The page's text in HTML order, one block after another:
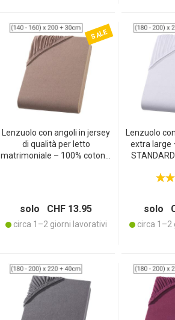
SALE
Lenzuolo con angoli in jersey
di qualità per letto
matrimoniale – 100% cotone,
lavabile a 60 °C
solo CHF 13.95
circa 1–2 giorni lavorativi
Lenzuolo
extra large
solo
circa 1–2